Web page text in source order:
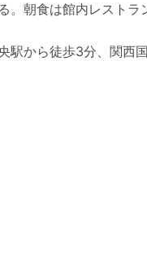
。朝食は館内レストラ
駅から徒歩3分、関西